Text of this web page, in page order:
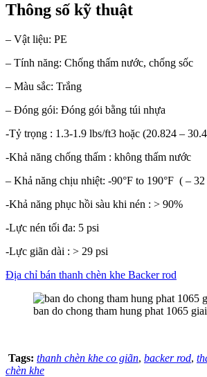
Thông số kỹ thuật
– Vật liệu: PE
– Tính năng: Chống thấm nước, chống sốc
– Màu sắc: Trắng
– Đóng gói: Đóng gói bằng túi nhựa
-Tỷ trọng : 1.3-1.9 lbs/ft3 hoặc (20.824 –
-Khả năng chống thấm : không thấm nước
– Khả năng chịu nhiệt: -90°F to 190°F ( –
-Khả năng phục hồi sàu khi nén : > 90%
-Lực nén tối đa: 5 psi
-Lực giãn dài : > 29 psi
Địa chỉ bán thanh chèn khe Backer rod
ban do chong tham hung phat 1065
Tags: thanh chèn khe co giãn, backer rod,
chèn khe